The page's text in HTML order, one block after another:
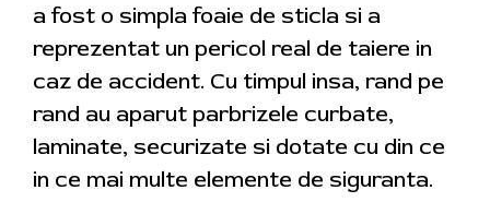
a fost o simpla foaie de sticla si a
reprezentat un pericol real de taiere in
caz de accident. Cu timpul insa, rand pe
rand au aparut parbrizele curbate,
laminate, securizate si dotate cu din ce
in ce mai multe elemente de siguranta.